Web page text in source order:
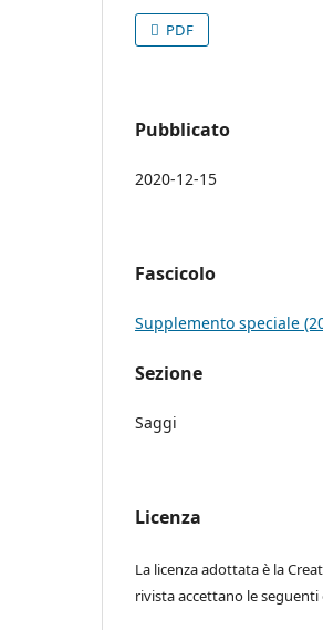
PDF
Pubblicato
2020-12-15
Fascicolo
Supplemento speciale
Sezione
Saggi
Licenza
La licenza adottata è la
rivista accettano le